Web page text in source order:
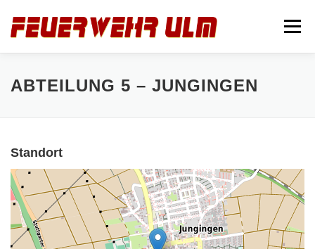
Inhalt
springen
Menü
STARTSEITE ABTEILUNGEN NEUIGKEITEN
ABTEILUNG 5 – JUNGINGEN
Standort